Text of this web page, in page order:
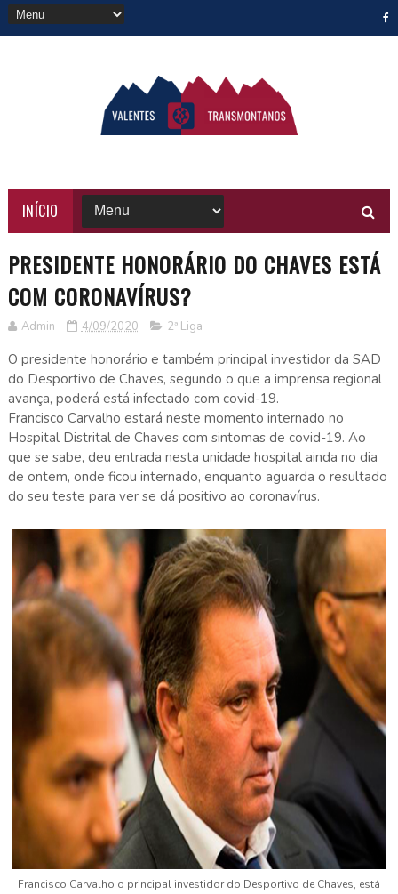
INÍCIO
PRESIDENTE HONORÁRIO DO CHAVES ESTÁ
COM CORONAVÍRUS?
Admin 4/09/2020 2ª Liga
O presidente honorário e também principal investidor da SAD
do Desportivo de Chaves, segundo o que a imprensa regional
avança, poderá está infectado com covid-19.
Francisco Carvalho estará neste momento internado no
Hospital Distrital de Chaves com sintomas de covid-19. Ao
que se sabe, deu entrada nesta unidade hospital ainda no dia
de ontem, onde ficou internado, enquanto aguarda o resultado
do seu teste para ver se dá positivo ao coronavírus.
Francisco Carvalho o principal investidor do Desportivo de Chaves, está